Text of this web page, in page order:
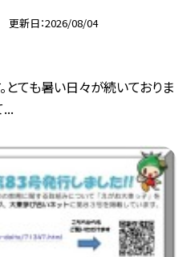
更新日 2026/08/04
とても暑い日々が続いておりま